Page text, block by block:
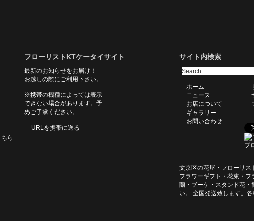
ら
フローリストKTケータイサイト
最新のお知らせをお届け！
お越しの際にご利用下さい。
※携帯の機種によっては表示
できない場合があります。予
めご了承ください。
URLを携帯に送る
サイト内検索
ホーム
ニュース
お店について
ギャラリー
お問い合わせ
文京区の花屋・フローリス
フラワーギフト・花束・
蘭・ブーケ・スタンド花・
い。 全国発送致します。